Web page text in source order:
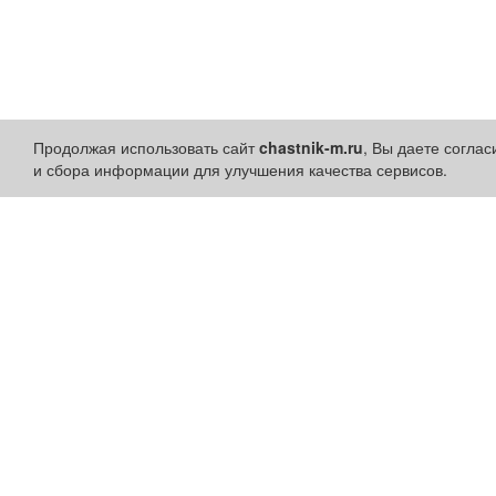
Продолжая использовать сайтchastnik-m.ru, Вы даете
и сбора информации для улучшения качества сервисов.